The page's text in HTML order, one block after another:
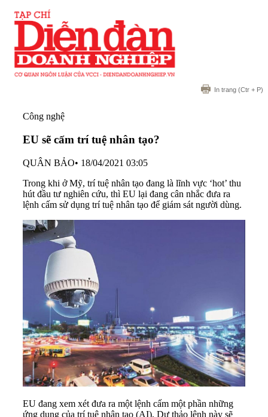
In trang (Ctr + P)
Công nghệ
EU sẽ cấm trí tuệ nhân tạo?
QUÂN BẢO• 18/04/2021 03:05
Trong khi ở Mỹ, trí tuệ nhân tạo đang là lĩnh vực ‘hot’ thu
hút đầu tư nghiên cứu, thì EU lại đang cân nhắc đưa ra
lệnh cấm sử dụng trí tuệ nhân tạo để giám sát người dùng.
EU đang xem xét đưa ra một lệnh cấm một phần những
ứng dụng của trí tuệ nhân tạo (AI). Dự thảo lệnh này sẽ